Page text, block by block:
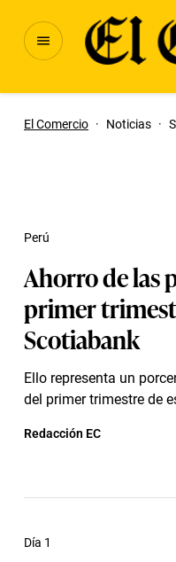
El Comercio · Noticias ·
Ahorro de las
primer
Scotiabank
Ello representa un
del primer trimestre de
Perú
Redacción EC
Día 1